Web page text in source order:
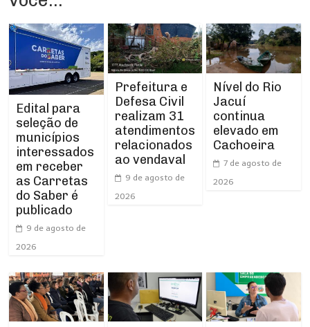
Edital para
seleção de
municípios
interessados
em receber
as Carretas
do Saber é
publicado
9 de agosto de
2026
Prefeitura e
Defesa Civil
realizam 31
atendimentos
relacionados
ao vendaval
9 de agosto de
2026
Nível do Rio
Jacuí
continua
elevado em
Cachoeira
7 de agosto de
2026